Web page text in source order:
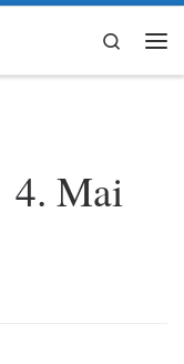
Search
4. Mai